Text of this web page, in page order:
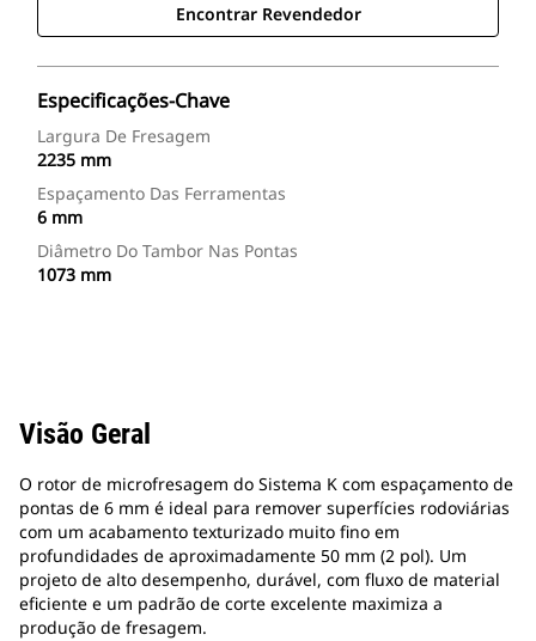
Encontrar Revendedor
Especificações-Chave
Largura De Fresagem
2235 mm
Espaçamento Das Ferramentas
6 mm
Diâmetro Do Tambor Nas Pontas
1073 mm
Visão Geral
O rotor de microfresagem do Sistema K com espaçamento de
pontas de 6 mm é ideal para remover superfícies rodoviárias
com um acabamento texturizado muito fino em
profundidades de aproximadamente 50 mm (2 pol). Um
projeto de alto desempenho, durável, com fluxo de material
eficiente e um padrão de corte excelente maximiza a
produção de fresagem.